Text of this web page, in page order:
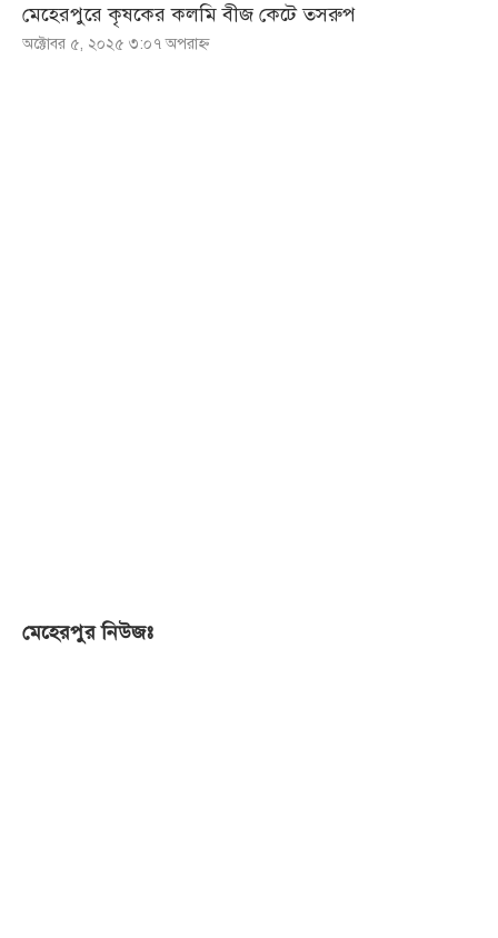
মেহেরপুরে কৃষকের কলমি বীজ কেটে তসরুপ
অক্টোবর ৫, ২০২৫ ৩:০৭ অপরাহ্ণ
মেহেরপুর নিউজঃ